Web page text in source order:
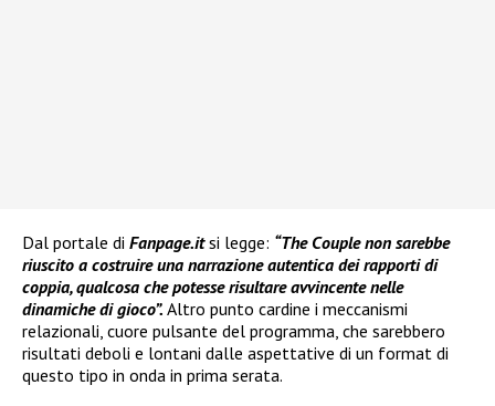
Dal portale di Fanpage.itsi legge: “The Couple non sarebbe
riuscito a costruire una narrazione autentica dei rapporti di
coppia, qualcosa che potesse risultare avvincente nelle
dinamiche di gioco”. Altro punto cardine i meccanismi
relazionali, cuore pulsante del programma, che sarebbero
risultati deboli e lontani dalle aspettative di un format di
questo tipo in onda in prima serata.